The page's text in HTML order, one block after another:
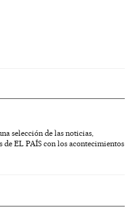
selección de las noticias,
EL PAÍS con los acontecimientos